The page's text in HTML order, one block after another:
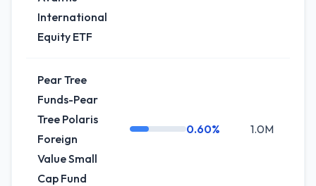
International
Equity ETF
Pear Tree
Funds-Pear
Tree Polaris
Foreign
Value Small
Cap Fund
0.60% 1.0M